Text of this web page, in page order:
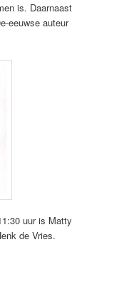
is. Daarnaast
eeuwse auteur
uur is Matty
de Vries.